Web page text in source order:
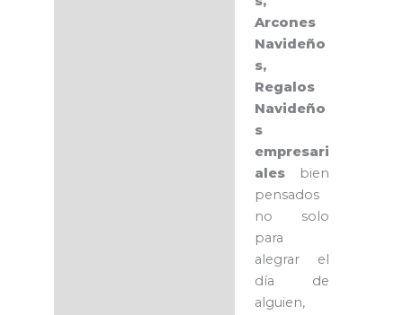
Arcones
Navideño
s,
Regalos
Navideño
s
empresari
alesbien
pensados
no solo
para
alegrar el
día de
alguien,